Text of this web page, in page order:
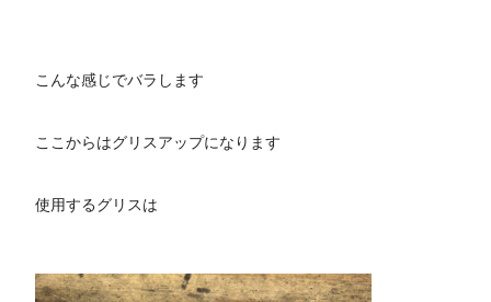
こんな感じでバラします
ここからはグリスアップになります
使用するグリスは